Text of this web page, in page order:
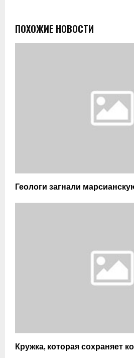
ПОХОЖИЕ НОВОСТИ
Геологи загнали
Кружка, которая сохраняет